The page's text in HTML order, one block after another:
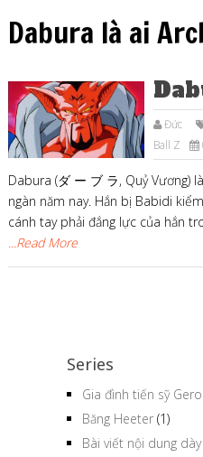
Dabura là ai
Đức
Ball Z
Dabura (ダ ー ブ ラ, Quỷ Vương)
ngàn năm nay. Hắn bị Babidi
cánh tay phải đắng lực của hắn
...Read More
Series
Gia đình tiến sỹ Gero
Băng Heeter (1)
Bài viết nội dung